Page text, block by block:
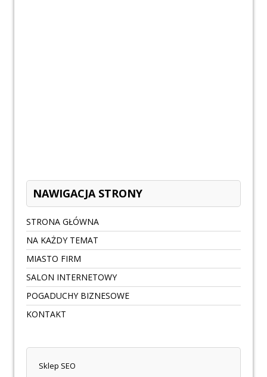
NAWIGACJA STRONY
STRONA GŁÓWNA
NA KAŻDY TEMAT
MIASTO FIRM
SALON INTERNETOWY
POGADUCHY BIZNESOWE
KONTAKT
Sklep SEO